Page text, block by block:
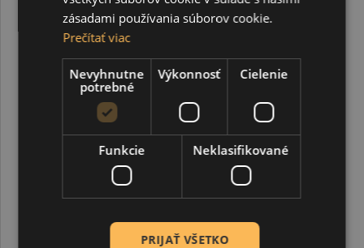
zásadami používania súborov cookie.
Prečítať viac
Nevyhnutne
potrebné
Výkonnosť Cielenie
Funkcie Neklasifikované
PRIJAŤ VŠETKO